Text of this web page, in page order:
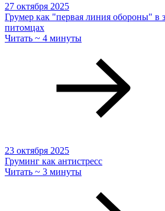
27 октября 2025
Грумер как "первая линия обороны" в
питомцах
Читать ~ 4 минуты
23 октября 2025
Груминг как антистресс
Читать ~ 3 минуты